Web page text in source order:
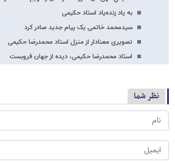
به یاد زنده‌یاد استاد حکیمی
سیدمحمد خاتمی یک پیام جدید صادر کرد
تصویری معنادار از منزل استاد محمدرضا حکیمی
استاد محمدرضا حکیمی، دیده از جهان فروبست
نظر شما